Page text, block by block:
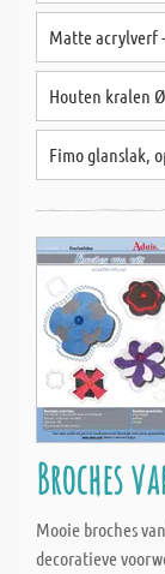
Matte acrylverf
Houten kralen
Fimo glanslak,
Broches
Mooie broches
decoratieve